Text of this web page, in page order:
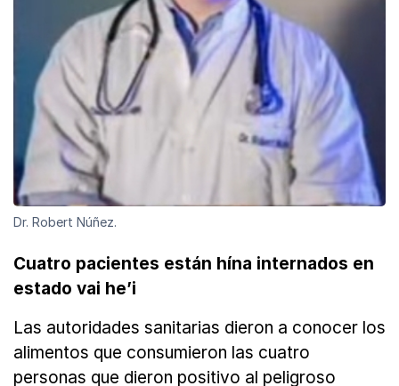
Dr. Robert Núñez.
Cuatro pacientes están hína internados en
estado vai he’i
Las autoridades sanitarias dieron a conocer los
alimentos que consumieron las cuatro
personas que dieron positivo al peligroso